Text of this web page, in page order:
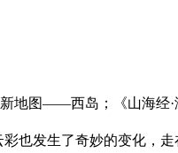
地图——西岛；《山海经
也发生了奇妙的变化，